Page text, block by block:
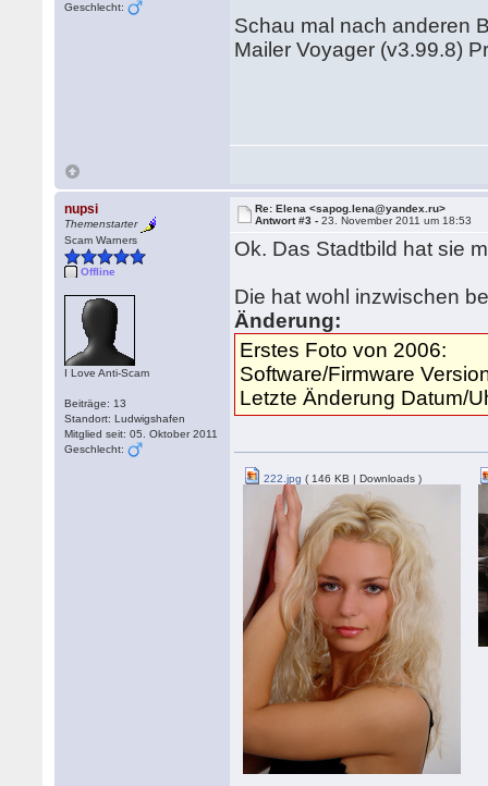
Geschlecht:
Schau mal nach anderen
Mailer Voyager (v3.99.8)
nupsi
Themenstarter
Scam Warners
Offline
I Love Anti-Scam
Beiträge: 13
Standort: Ludwigshafen
Mitglied seit: 05. Oktober 2011
Geschlecht:
Re: Elena <sapog.lena@yandex.ru>
Antwort #3 -23. November 2011 um 18:53
Ok. Das Stadtbild hat sie
Die hat wohl inzwischen
Änderung:
Erstes Foto von 2006:
Software/Firmware
Letzte Änderung Datum/
222.jpg ( 146 KB | Downloads )